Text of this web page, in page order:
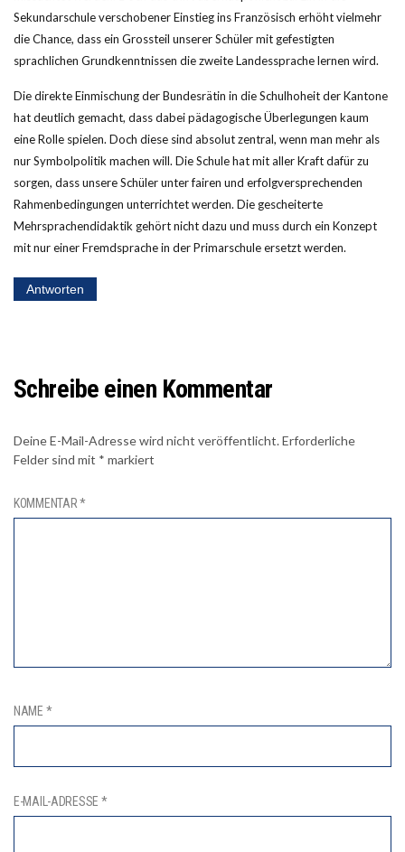
Sekundarschule verschobener Einstieg ins Französisch erhöht vielmehr
die Chance, dass ein Grossteil unserer Schüler mit gefestigten
sprachlichen Grundkenntnissen die zweite Landessprache lernen wird.
Die direkte Einmischung der Bundesrätin in die Schulhoheit der Kantone
hat deutlich gemacht, dass dabei pädagogische Überlegungen kaum
eine Rolle spielen. Doch diese sind absolut zentral, wenn man mehr als
nur Symbolpolitik machen will. Die Schule hat mit aller Kraft dafür zu
sorgen, dass unsere Schüler unter fairen und erfolgversprechenden
Rahmenbedingungen unterrichtet werden. Die gescheiterte
Mehrsprachendidaktik gehört nicht dazu und muss durch ein Konzept
mit nur einer Fremdsprache in der Primarschule ersetzt werden.
Antworten
Schreibe einen Kommentar
Deine E-Mail-Adresse wird nicht veröffentlicht.Erforderliche
Felder sind mit * markiert
KOMMENTAR*
NAME *
E-MAIL-ADRESSE *